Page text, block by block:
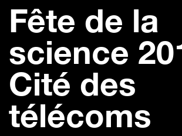
Fête de la
science
Cité des
télécoms